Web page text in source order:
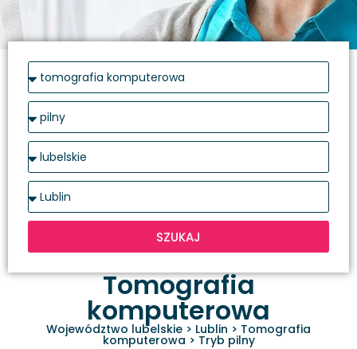
SZUKAJ
Tomografia
komputerowa
Województwo lubelskie > Lublin > Tomografia
komputerowa > Tryb pilny